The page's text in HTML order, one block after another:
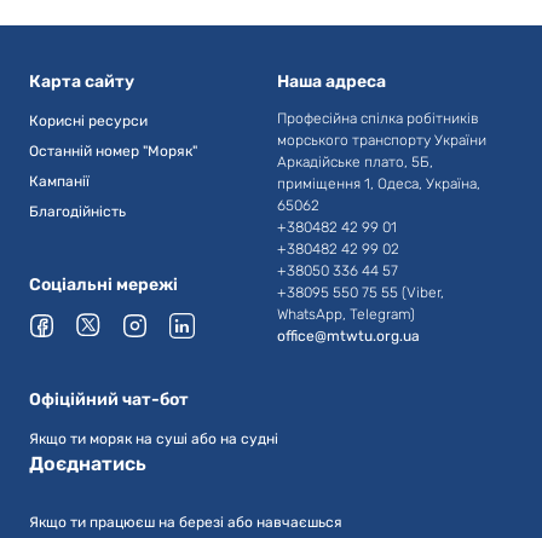
Карта сайту
Корисні ресурси
Останній номер "Моряк"
Кампанії
Благодійність
Наша адреса
Професійна спілка робітників
морського транспорту України
Аркадійське плато, 5Б,
приміщення 1, Одеса, Україна,
65062
+380482 42 99 01
+380482 42 99 02
+38050 336 44 57
+38095 550 75 55 (Viber,
WhatsApp, Telegram)
office@mtwtu.org.ua
Соціальні мережі
Офіційний чат-бот
Якщо ти моряк на суші або на судні
Доєднатись
Якщо ти працюєш на березі або навчаєшься